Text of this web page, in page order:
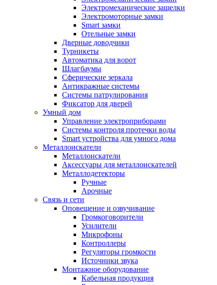
Электромеханические защелки
Электромоторные замки
Smart замки
Отельные замки
Дверные доводчики
Турникеты
Автоматика для ворот
Шлагбаумы
Сферические зеркала
Антикражные системы
Системы патрулирования
Фиксатор для дверей
Умный дом
Управление электроприборами
Системы контроля протечки воды
Smart устройства для умного дома
Металлоискатели
Металлоискатели
Аксессуары для металлоискателей
Металлодетекторы
Ручные
Арочные
Связь и сети
Оповещение и озвучивание
Громкоговорители
Усилители
Микрофоны
Контроллеры
Регуляторы громкости
Источники звука
Монтажное оборудование
Кабельная продукция